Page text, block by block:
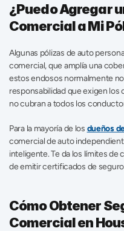
¿Puedo Agregar
Comercial a Mi
Algunas pólizas de auto
comercial, que amplía una
estos endosos normalmente
responsabilidad que exigen
no cubran a todos los
Para la mayoría de los dueños
comercial de auto
inteligente. Te da los límites de
de emitir certificados de
Cómo Obtener
Comercial en